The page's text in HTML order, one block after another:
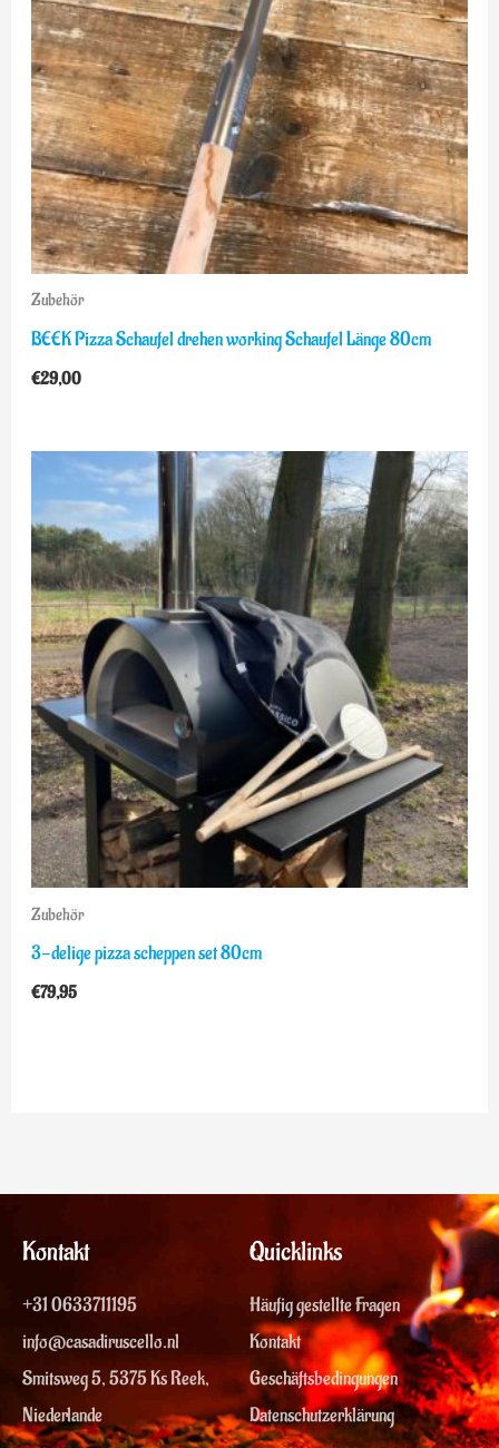
Zubehör
BEEK Pizza Schaufel drehen working Schaufel Länge 80cm
€29,00
Zubehör
3-delige pizza scheppen set 80cm
€79,95
Kontakt
+31 0633711195
info@casadiruscello.nl
Smitsweg 5, 5375 Ks Reek,
Niederlande
Quicklinks
Häufig gestellte Fragen
Kontakt
Geschäftsbedingungen
Datenschutzerklärung